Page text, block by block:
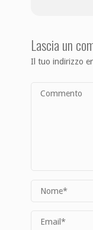
Lascia un
Il tuo indirizzo